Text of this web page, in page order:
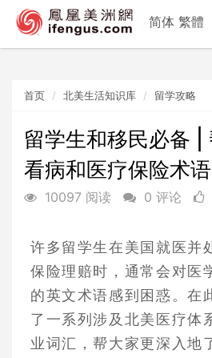
首页 北美生活知识库 留学攻略
留学生和移民必备 |
看病和医疗保险术语
10097 阅读 0 评论
许多留学生在美国就医并
保险理赔时，通常会对医
的英文术语感到困惑。在
了一系列涉及北美医疗体
业词汇，帮大家更深入地
简体 繁體